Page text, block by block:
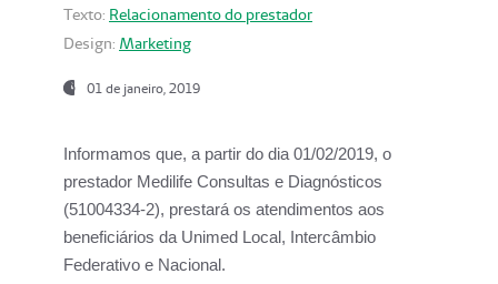
Texto: Relacionamento do prestador
Design: Marketing
01 de janeiro, 2019
Informamos que, a partir do dia 01/02/2019, o
prestador Medilife Consultas e Diagnósticos
(51004334-2), prestará os atendimentos aos
beneficiários da Unimed Local, Intercâmbio
Federativo e Nacional.